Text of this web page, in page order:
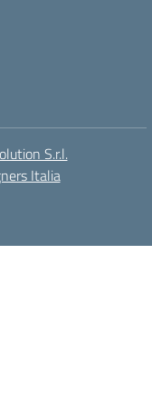
S.r.l.
Italia